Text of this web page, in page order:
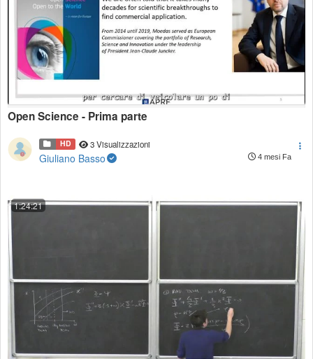
Open Science - Prima parte
HD 3 Visualizzazioni
Giuliano Basso 4 mesi Fa
1:24:21